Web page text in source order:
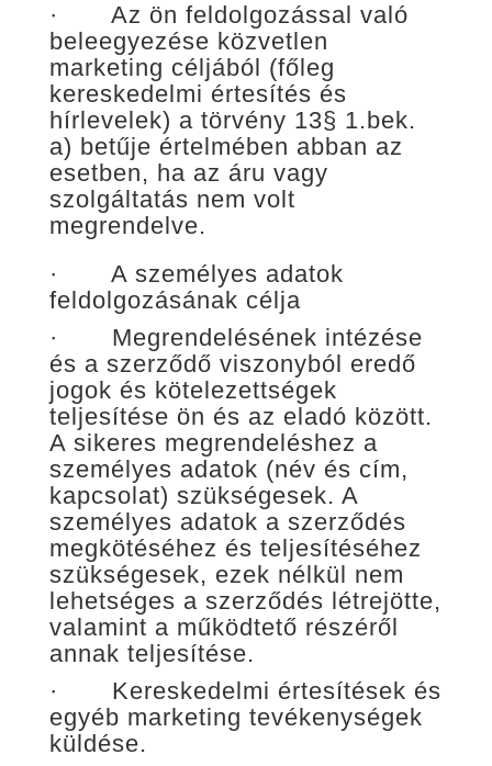
· Az ön feldolgozással való
beleegyezése közvetlen
marketing céljából (főleg
kereskedelmi értesítés és
hírlevelek) a törvény 13§ 1.bek.
a) betűje értelmében abban az
esetben, ha az áru vagy
szolgáltatás nem volt
megrendelve.
· A személyes adatok
feldolgozásának célja
· Megrendelésének intézése
és a szerződő viszonyból eredő
jogok és kötelezettségek
teljesítése ön és az eladó között.
A sikeres megrendeléshez a
személyes adatok (név és cím,
kapcsolat) szükségesek. A
személyes adatok a szerződés
megkötéséhez és teljesítéséhez
szükségesek, ezek nélkül nem
lehetséges a szerződés létrejötte,
valamint a működtető részéről
annak teljesítése.
· Kereskedelmi értesítések és
egyéb marketing tevékenységek
küldése.